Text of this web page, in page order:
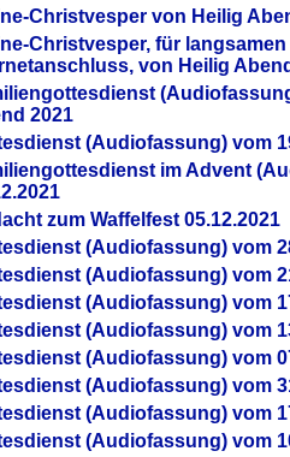
Christvesper von Heilig
Christvesper, für langsamen
von Heilig
2021
(Audiofassung) vom
im Advent
zum Waffelfest 05.12.2021
(Audiofassung) vom
(Audiofassung) vom
(Audiofassung) vom
(Audiofassung) vom
(Audiofassung) vom
(Audiofassung) vom
(Audiofassung) vom
(Audiofassung) vom